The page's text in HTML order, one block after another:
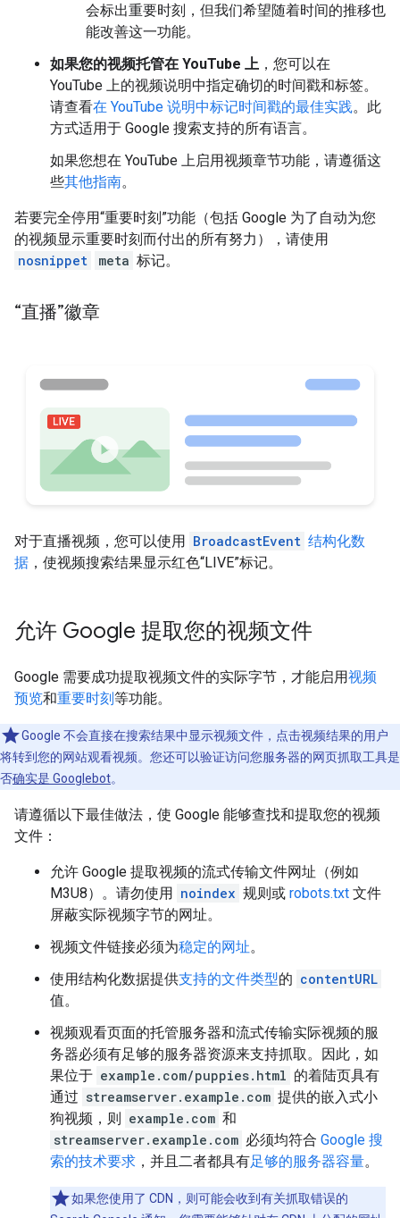
会标出重要时刻，但我们希望随着时间的推移也
能改善这一功能。
如果您的视频托管在 YouTube 上 ，您可以在
YouTube 上的视频说明中指定确切的时间戳和标签。
请查看在 YouTube 说明中标记时间戳的最佳实践。此
方式适用于 Google 搜索支持的所有语言。
如果您想在 YouTube 上启用视频章节功能，请遵循这
些其他指南。
若要完全停用“重要时刻”功能（包括 Google 为了自动为您
的视频显示重要时刻而付出的所有努力），请使用
nosnippet
meta 标记。
“直播”徽章
对于直播视频，您可以使用 BroadcastEvent 结构化数
据 ，使视频搜索结果显示红色“LIVE”标记。
允许 Google 提取您的视频文件
Google 需要成功提取视频文件的实际字节，才能启用视频
预览和重要时刻等功能。
Google 不会直接在搜索结果中显示视频文件，点击视频结果的用户
将转到您的网站观看视频。您还可以验证访问您服务器的网页抓取工具是
否确实是 Googlebot。
请遵循以下最佳做法，使 Google 能够查找和提取您的视频
文件：
允许 Google 提取视频的流式传输文件网址（例如
M3U8）。请勿使用 noindex 规则或 robots.txt 文件
屏蔽实际视频字节的网址。
视频文件链接必须为稳定的网址。
使用结构化数据提供支持的文件类型的 contentURL
值。
视频观看页面的托管服务器和流式传输实际视频的服
务器必须有足够的服务器资源来支持抓取。因此，如
果位于 example.com/puppies.html 的着陆页具有
通过 streamserver.example.com 提供的嵌入式小
狗视频，则 example.com 和
streamserver.example.com 必须均符合 Google 搜
索的技术要求 ，并且二者都具有足够的服务器容量。
如果您使用了 CDN，则可能会收到有关抓取错误的